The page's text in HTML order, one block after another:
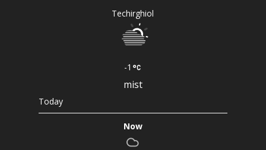
Techirghiol
-1
mist
Today
Now